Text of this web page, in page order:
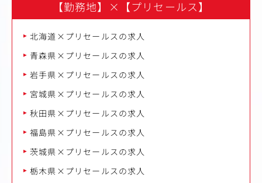
【勤務地】 × 【プリセールス】
北海道×プリセールスの求人
青森県×プリセールスの求人
岩手県×プリセールスの求人
宮城県×プリセールスの求人
秋田県×プリセールスの求人
福島県×プリセールスの求人
茨城県×プリセールスの求人
栃木県×プリセールスの求人